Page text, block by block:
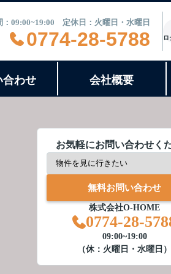
：09:00~19:00 定休日：火曜日・水曜日
0774-28-5788 ロ
合わせ 会社概要
お気軽にお問い合わせく
無料お問い合わせ
株式会社O-HOME
0774-28-
09:00~19:00
（休：火曜日・水曜日）